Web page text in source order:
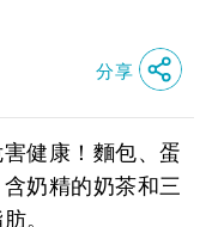
分享
健康！麵包、蛋
奶精的奶茶和三
。